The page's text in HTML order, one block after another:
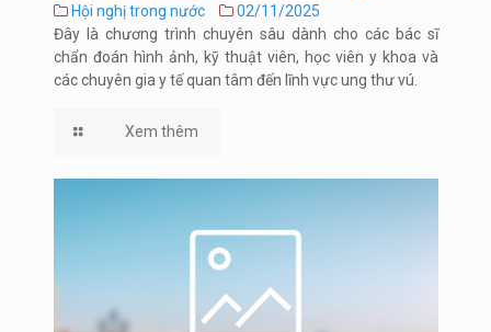
Hội nghị trong nước
02/11/2025
Đây là chương trình chuyên sâu dành cho các bác sĩ
chẩn đoán hình ảnh, kỹ thuật viên, học viên y khoa và
các chuyên gia y tế quan tâm đến lĩnh vực ung thư vú.
Xem thêm